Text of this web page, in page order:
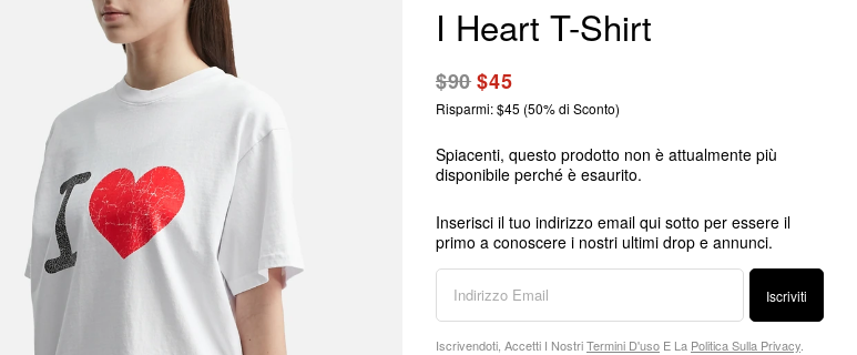
I Heart T-Shirt
$90$45
Risparmi: $45 (50% di Sconto)
Spiacenti, questo prodotto non è attualmente più
disponibile perché è esaurito.
Inserisci il tuo indirizzo email qui sotto per essere il
primo a conoscere i nostri ultimi drop e annunci.
Iscriviti
Iscrivendoti, Accetti I NostriTermini D'uso E La Politica Sulla Privacy